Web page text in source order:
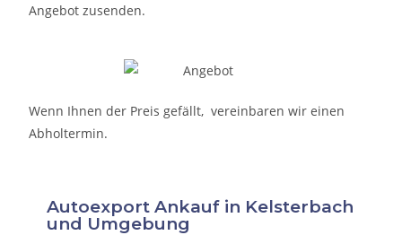
Angebot zusenden.
Wenn Ihnen der Preis gefällt, vereinbaren wir einen
Abholtermin.
Autoexport Ankauf in Kelsterbach
und Umgebung